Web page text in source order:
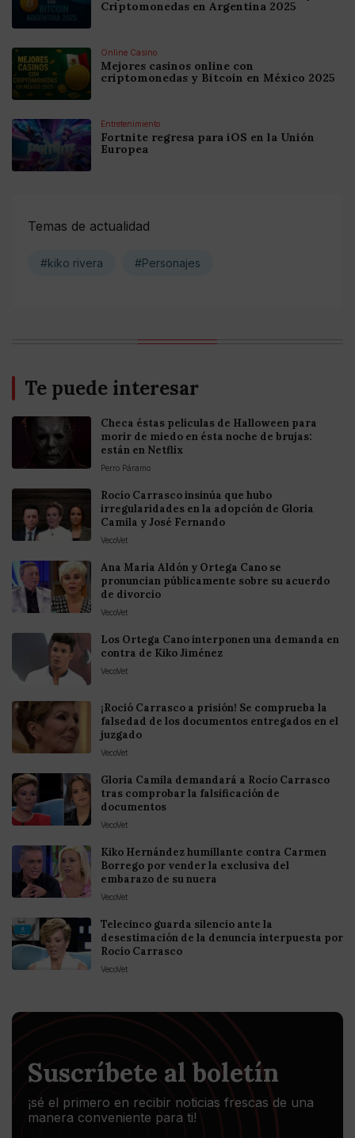
Criptomonedas en Argentina 2025
Online Casino
Mejores casinos online con
criptomonedas y Bitcoin en México 2025
Entretenimiento
Fortnite regresa para iOS en la Unión
Europea
Temas de actualidad
#kiko rivera #Personajes
Te puede interesar
Checa éstas películas de Halloween para
morir de miedo en ésta noche de brujas:
están en Netflix
Perro Páramo
Rocío Carrasco insinúa que hubo
irregularidades en la adopción de Gloria
Camila y José Fernando
VecoVet
Ana María Aldón y Ortega Cano se
pronuncian públicamente sobre su acuerdo
de divorcio
VecoVet
Los Ortega Cano interponen una demanda en
contra de Kiko Jiménez
VecoVet
¡Roció Carrasco a prisión! Se comprueba la
falsedad de los documentos entregados en el
juzgado
VecoVet
Gloria Camila demandará a Rocío Carrasco
tras comprobar la falsificación de
documentos
VecoVet
Kiko Hernández humillante contra Carmen
Borrego por vender la exclusiva del
embarazo de su nuera
VecoVet
Telecinco guarda silencio ante la
desestimación de la denuncia interpuesta por
Rocío Carrasco
VecoVet
Suscríbete al boletín
¡sé el primero en recibir noticias frescas de una
manera conveniente para ti!